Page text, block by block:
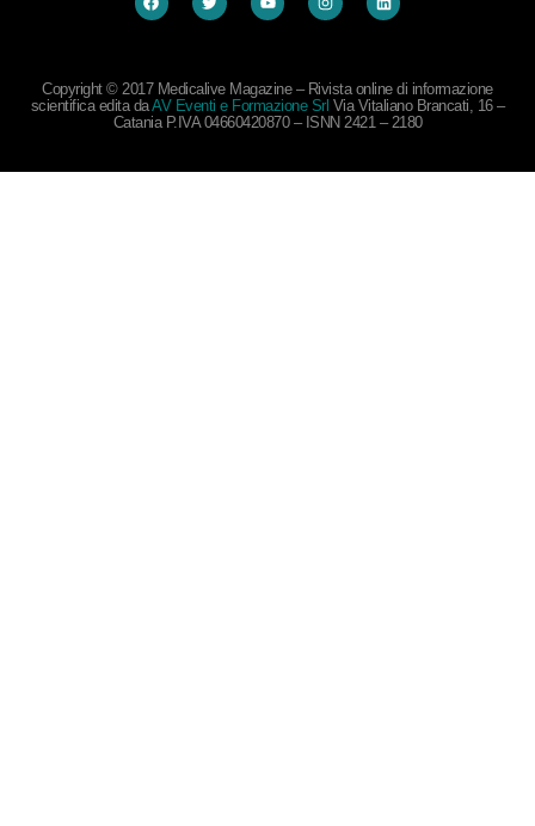
Copyright © 2017 Medicalive Magazine – Rivista online di informazione
scientifica edita daAV Eventi e Formazione Srl Via Vitaliano Brancati, 16 –
Catania P.IVA 04660420870 – ISNN 2421 – 2180